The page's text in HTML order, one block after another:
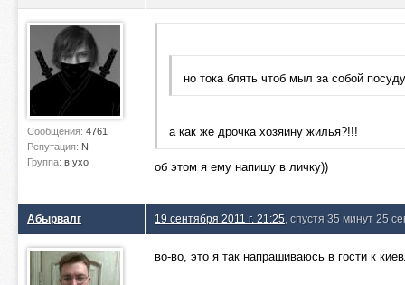
Сообщения: 4761
Репутация: N
Группа: в ухо
но тока блять чтоб мыл за собой
а как же дрочка хозяину жилья?!!!
об этом я ему напишу в личку))
Абырвалг 19 сентября 2011 г. 21:25 , спустя 35 минут 25
во-во, это я так напрашиваюсь в гости к